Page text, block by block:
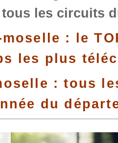
les circuits
: le
les plus
: tous
du